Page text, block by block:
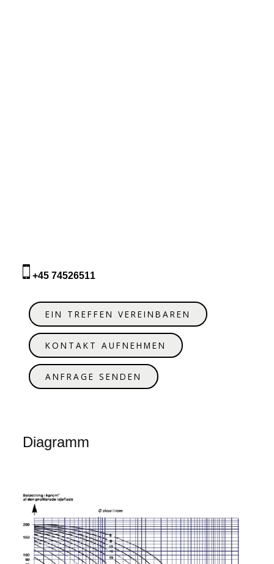
+45 74526511
EIN TREFFEN VEREINBAREN
KONTAKT AUFNEHMEN
ANFRAGE SENDEN
Diagramm